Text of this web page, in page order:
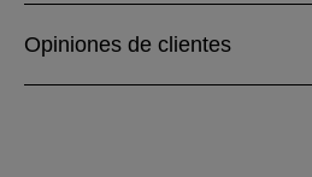
Opiniones de clientes